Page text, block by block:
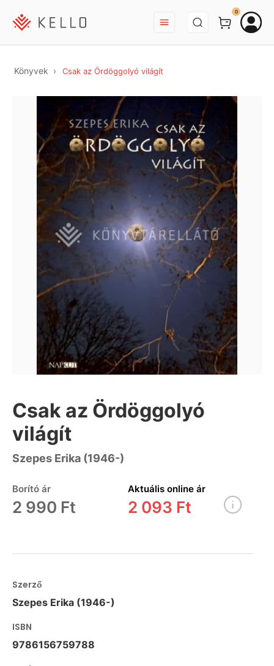
BEJELENTKEZÉS
0
Könyvek Csak az Ördöggolyó világít
Csak az Ördöggolyó
világít
Szepes Erika (1946-)
Borító ár
2 990 Ft
Aktuális online ár
2 093 Ft
Szerző
Szepes Erika (1946-)
ISBN
9786156759788